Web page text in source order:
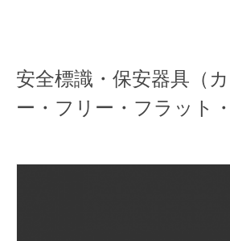
安全標識・保安器具（
ー・フリー・フラット